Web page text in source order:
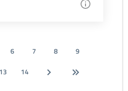
6 7 8
9
13 14